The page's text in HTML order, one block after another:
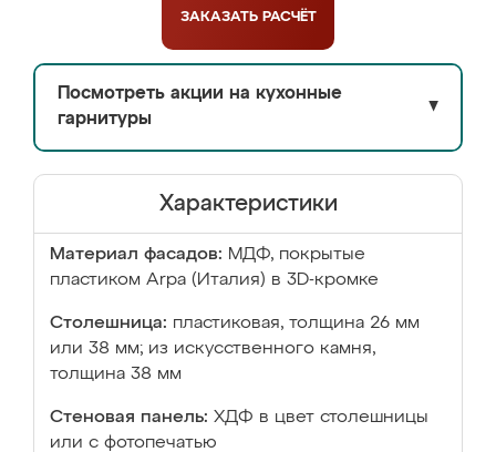
ЗАКАЗАТЬ РАСЧЁТ
Посмотреть акции на кухонные
гарнитуры
▼
Характеристики
Материал фасадов: МДФ, покрытые
пластиком Arpa (Италия) в 3D-кромке
Столешница: пластиковая, толщина 26 мм
или 38 мм; из искусственного камня,
толщина 38 мм
Стеновая панель: ХДФ в цвет столешницы
или с фотопечатью